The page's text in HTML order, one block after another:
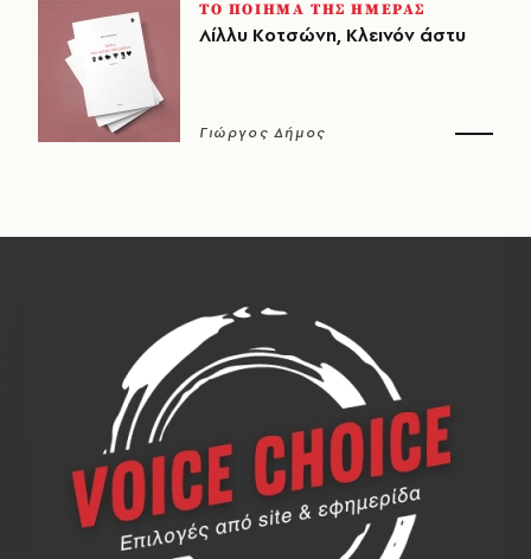
ΤΟ ΠΟΙΗΜΑ ΤΗΣ ΗΜΕΡΑΣ
Λίλλυ Κοτσώνη, Κλεινόν άστυ
Γιώργος Δήμος